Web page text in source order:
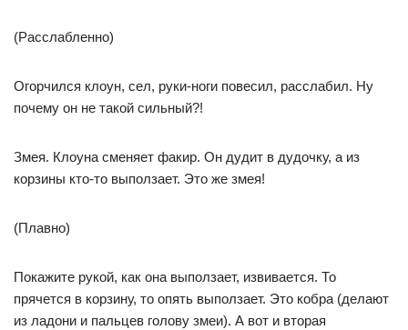
(Расслабленно)
Огорчился клоун, сел, руки-ноги повесил, расслабил. Ну
почему он не такой сильный?!
Змея. Клоуна сменяет факир. Он дудит в дудочку, а из
корзины кто-то выползает. Это же змея!
(Плавно)
Покажите рукой, как она выползает, извивается. То
прячется в корзину, то опять выползает. Это кобра (делают
из ладони и пальцев голову змеи). А вот и вторая